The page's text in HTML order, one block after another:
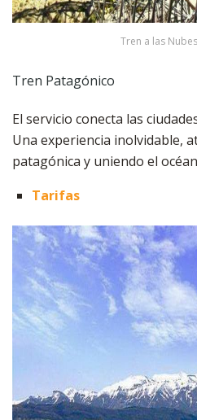
Tren a las
Tren Patagónico
El servicio conecta las
Una experiencia inolvidable,
patagónica y uniendo el
Tarifas